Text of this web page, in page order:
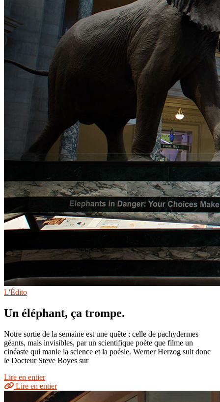
L'Édito
Un éléphant, ça trompe.
Notre sortie de la semaine est une quête ; celle de pachydermes
géants, mais invisibles, par un scientifique poète que filme un
cinéaste qui manie la science et la poésie. Werner Herzog suit donc
le Docteur Steve Boyes sur
Lire en entier
Lire en entier